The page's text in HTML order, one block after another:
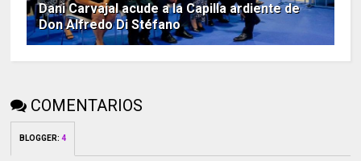
Dani Carvajal acude a la Capilla ardiente de
Don Alfredo Di Stéfano
COMENTARIOS
BLOGGER:4